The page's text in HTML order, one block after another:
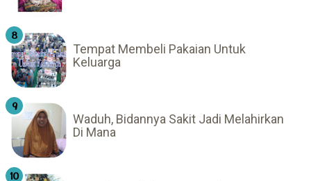
Tempat Membeli Pakaian Untuk
Keluarga
Waduh, Bidannya Sakit Jadi Melahirkan
Di Mana